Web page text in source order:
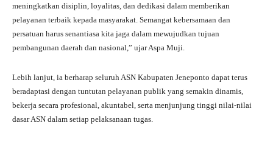
meningkatkan disiplin, loyalitas, dan dedikasi dalam memberikan
pelayanan terbaik kepada masyarakat. Semangat kebersamaan dan
persatuan harus senantiasa kita jaga dalam mewujudkan tujuan
pembangunan daerah dan nasional,” ujar Aspa Muji.
Lebih lanjut, ia berharap seluruh ASN Kabupaten Jeneponto dapat terus
beradaptasi dengan tuntutan pelayanan publik yang semakin dinamis,
bekerja secara profesional, akuntabel, serta menjunjung tinggi nilai-nilai
dasar ASN dalam setiap pelaksanaan tugas.